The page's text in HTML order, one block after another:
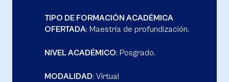
TIPO DE FORMACIÓN ACADÉMICA
OFERTADA: Maestría de profundización.
NIVEL ACADÉMICO: Posgrado.
MODALIDAD: Virtual